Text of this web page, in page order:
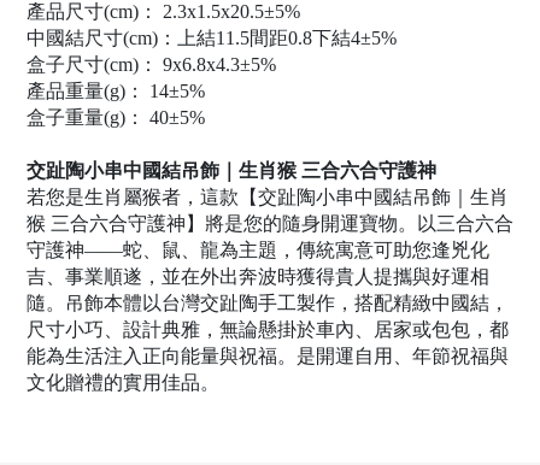
產品尺寸(cm)： 2.3x1.5x20.5±5%
中國結尺寸(cm)：上結11.5間距0.8下結4±5%
盒子尺寸(cm)： 9x6.8x4.3±5%
產品重量(g)： 14±5%
盒子重量(g)： 40±5%
交趾陶小串中國結吊飾｜生肖猴 三合六合守護神
若您是生肖屬猴者，這款【交趾陶小串中國結吊飾｜生肖
猴 三合六合守護神】將是您的隨身開運寶物。以三合六合
守護神——蛇、鼠、龍為主題，傳統寓意可助您逢兇化
吉、事業順遂，並在外出奔波時獲得貴人提攜與好運相
隨。吊飾本體以台灣交趾陶手工製作，搭配精緻中國結，
尺寸小巧、設計典雅，無論懸掛於車內、居家或包包，都
能為生活注入正向能量與祝福。是開運自用、年節祝福與
文化贈禮的實用佳品。